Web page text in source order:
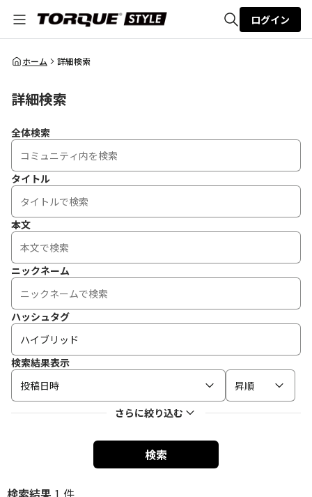
全体検索
ログイン
ホーム 詳細検索
詳細検索
全体検索
タイトル
本文
ニックネーム
ハッシュタグ
検索結果表示
投稿日時
昇順
さらに絞り込む
検索
検索結果 1 件